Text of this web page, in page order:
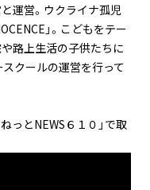
運営。ウクライナ孤児
」。こどもをテー
路上生活の子供たちに
スクールの運営を行って
っとNEWS６１０」で取